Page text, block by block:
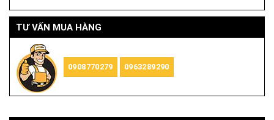
TƯ VẤN MUA HÀNG
0908770279 0963289290